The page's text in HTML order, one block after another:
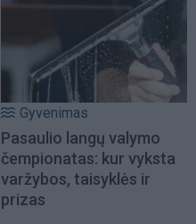
Gyvenimas
Pasaulio langų valymo
čempionatas: kur vyksta
varžybos, taisyklės ir
prizas